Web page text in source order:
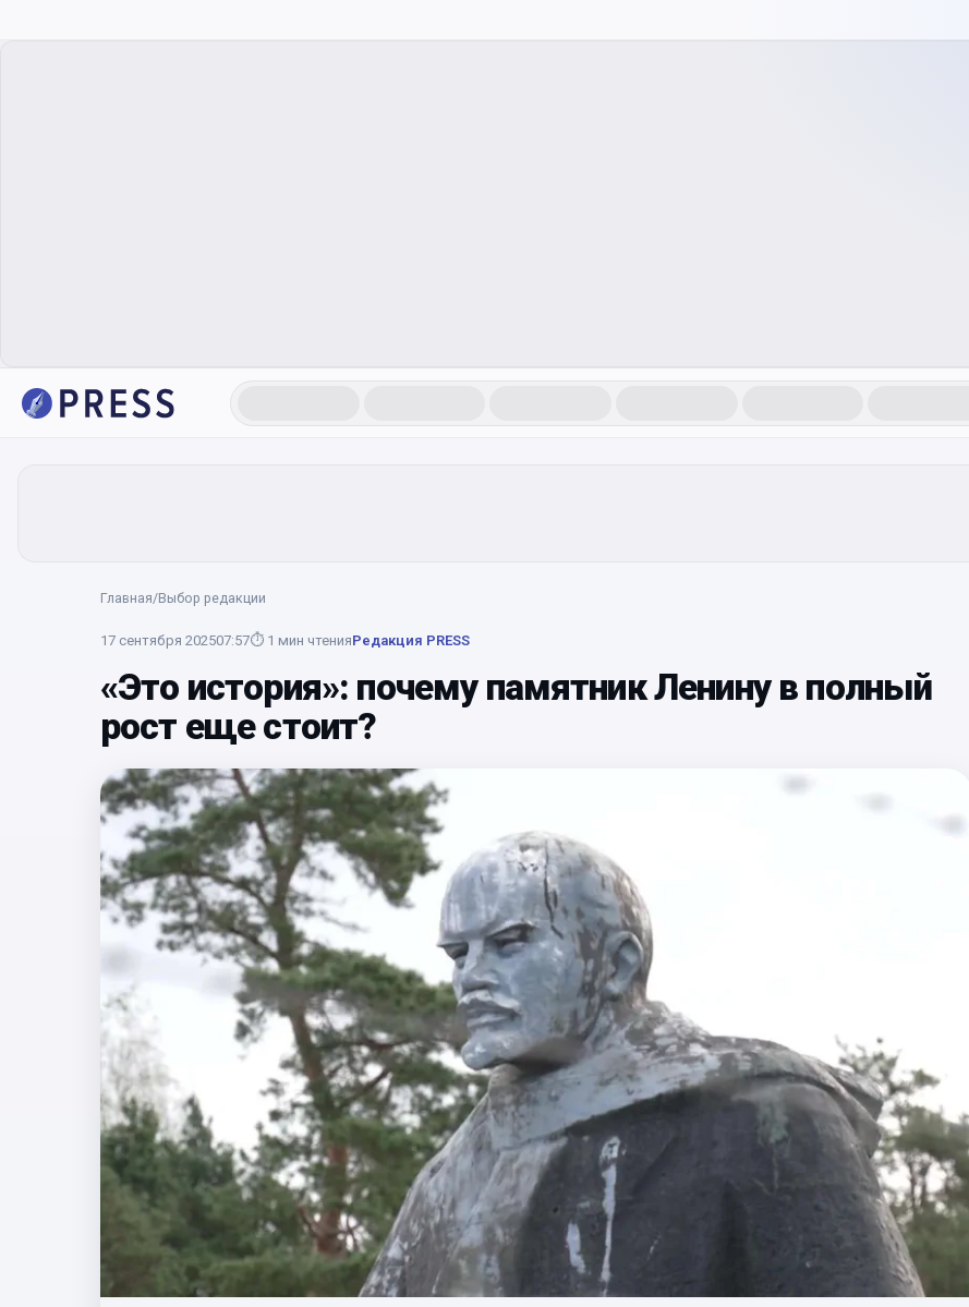
Главная/Выбор редакции
17 сентября 202507:57⏱ 1 мин чтенияРедакция PRESS
«Это история»: почему памятник Ленину в полный
рост еще стоит?